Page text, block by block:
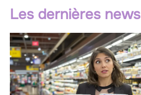
Les dernières news